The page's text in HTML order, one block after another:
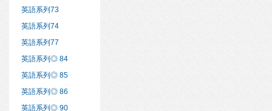
英語系列73
英語系列74
英語系列77
英語系列◎ 84
英語系列◎ 85
英語系列◎ 86
英語系列◎ 90